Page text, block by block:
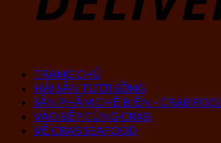
TRANG CHỦ
HẢI SẢN TƯƠI SỐNG
SẢN PHẨM CHẾ BIẾN – CRAB
VÀO BẾP CÙNG CRAB
VỀ CRAB SEAFOOD